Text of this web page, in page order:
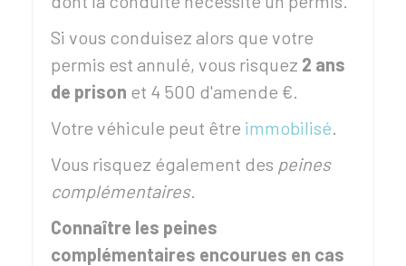
Si vous conduisez alors que votre
permis est annulé, vous risquez 2 ans
de prison et 4 500 d'amende €.
Votre véhicule peut être immobilisé.
Vous risquez également des peines
complémentaires.
Connaître les peines
complémentaires encourues en cas